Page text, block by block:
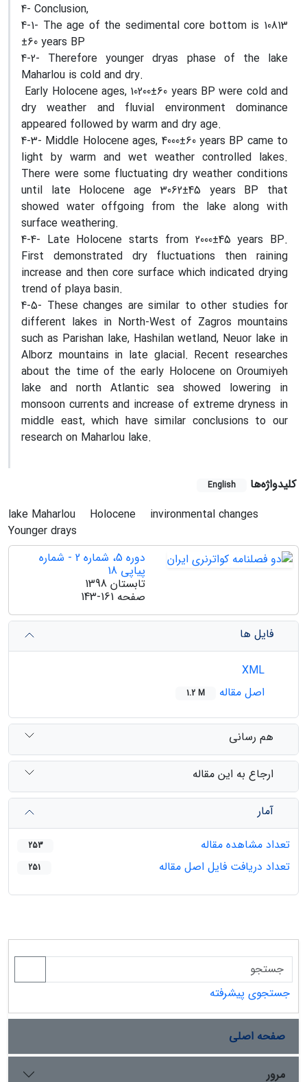
4- Conclusion,
4-1- The age of the sedimental core bottom is 10813
±60 years BP
4-2- Therefore younger dryas phase of the lake
Maharlou is cold and dry.
Early Holocene ages, 10200±60 years BP were cold and
dry weather and fluvial environment dominance
appeared followed by warm and dry age.
4-3- Middle Holocene ages, 4000±60 years BP came to
light by warm and wet weather controlled lakes.
There were some fluctuating dry weather conditions
until late Holocene age 3062±45 years BP that
showed water offgoing from the lake along with
surface weathering.
4-4- Late Holocene starts from 2000±45 years BP.
First demonstrated dry fluctuations then raining
increase and then core surface which indicated drying
trend of playa basin.
4-5- These changes are similar to other studies for
different lakes in North-West of Zagros mountains
such as Parishan lake, Hashilan wetland, Neuor lake in
Alborz mountains in late glacial. Recent researches
about the time of the early Holocene on Oroumiyeh
lake and north Atlantic sea showed lowering in
monsoon currents and increase of extreme dryness in
middle east, which have similar conclusions to our
research on Maharlou lake.
کلیدواژه‌ها English
lake Maharlou Holocene
invironmental changes
Younger drays
دوره 5، شماره 2 - شماره
پیاپی 18
تابستان 1398
صفحه 143-161
فایل ها
اصل مقاله
1.2 M
هم رسانی
ارجاع به این مقاله
آمار
تعداد مشاهده مقاله
253
تعداد دریافت فایل اصل مقاله 251
جستجوی پیشرفته
صفحه اصلی
مرور